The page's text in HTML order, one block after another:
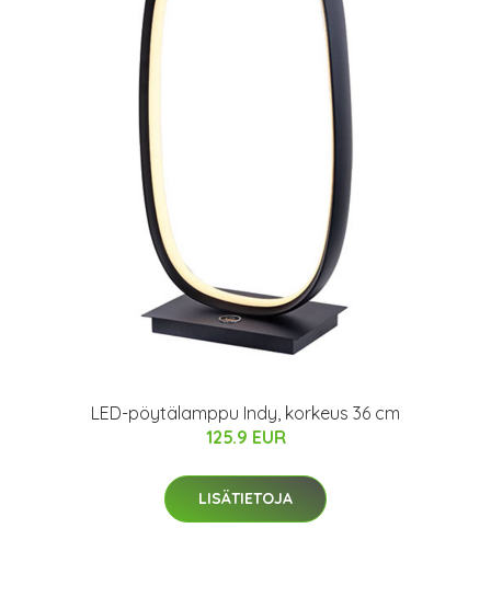
LED-pöytälamppu Indy, korkeus 36 cm
125.9 EUR
LISÄTIETOJA